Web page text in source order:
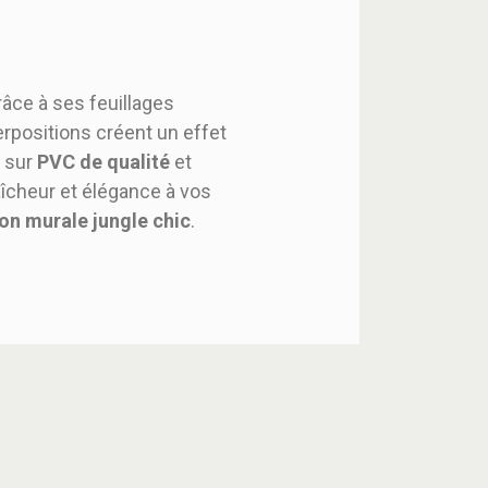
à ses feuillages
créent un effet
sur PVC de qualité et
et élégance à vos
murale jungle chic.